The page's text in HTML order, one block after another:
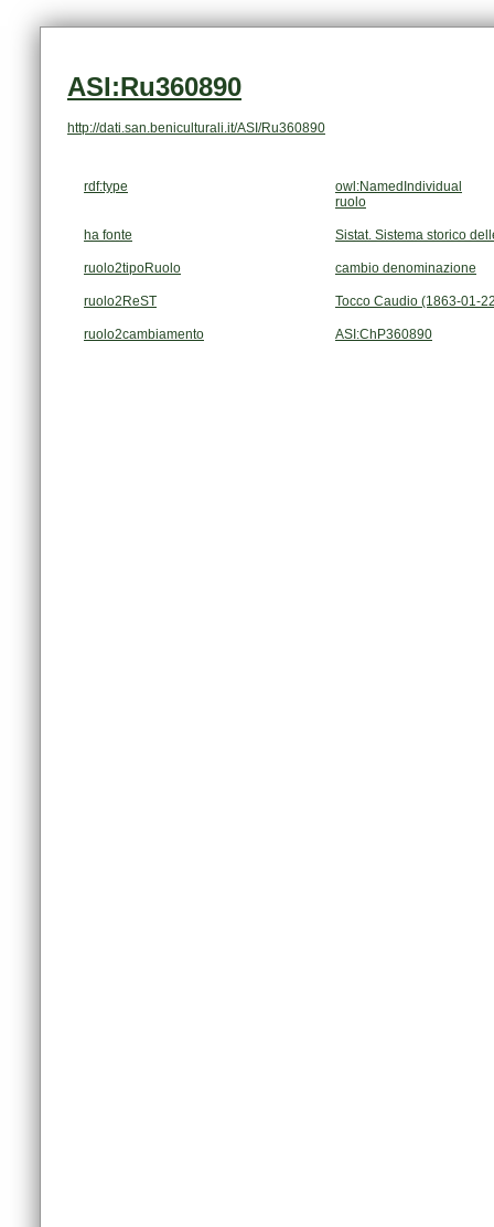
ASI:Ru360890
http://dati.san.beniculturali.it/ASI/Ru360890
rdf:type
owl:NamedIndividual
ruolo
ha fonte Sistat. Sistema storico
ruolo2tipoRuolo cambio denominazione
ruolo2ReST Tocco Caudio (1863-01-
ruolo2cambiamento ASI:ChP360890